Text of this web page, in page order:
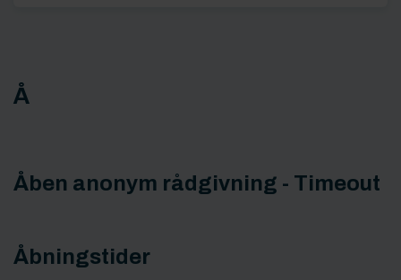
Å
Åben anonym rådgivning - Timeout
Åbningstider